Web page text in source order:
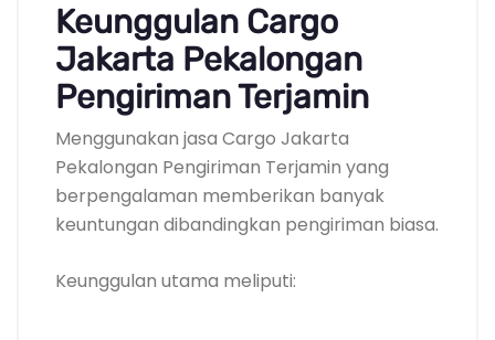
Keunggulan Cargo
Jakarta Pekalongan
Pengiriman Terjamin
Menggunakan jasa Cargo Jakarta
Pekalongan Pengiriman Terjamin yang
berpengalaman memberikan banyak
keuntungan dibandingkan pengiriman biasa.
Keunggulan utama meliputi: